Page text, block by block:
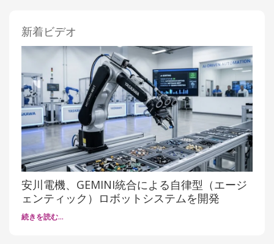
新着ビデオ
安川電機、GEMINI統合による自律型（エージ
ェンティック）ロボットシステムを開発
続きを読む…